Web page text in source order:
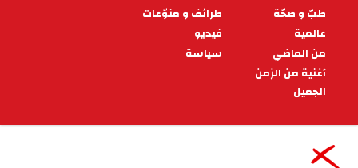
طبّ و صحّة
طرائف و منوّعات
عالمية
فيديو
من الماضي
سياسة
أغنية من الزمن
الجميل